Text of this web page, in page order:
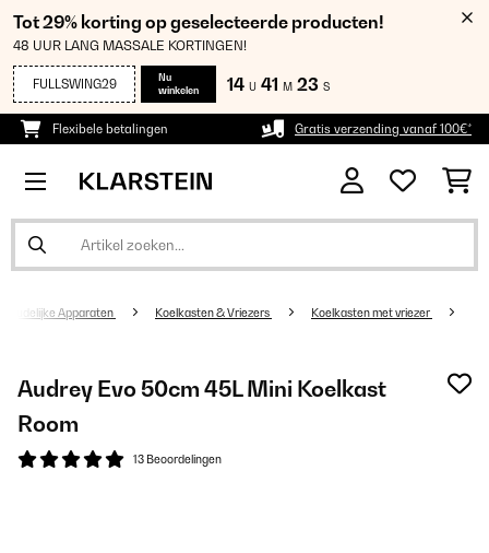
Tot 29% korting op geselecteerde producten!
48 UUR LANG MASSALE KORTINGEN!
FULLSWING29
Nu
winkelen
14 U 41 M 23 S
Flexibele betalingen Gratis verzending vanaf 100€*
Apparaten Koelkasten & Vriezers Koelkasten met vriezer
Audrey Evo 50cm 45L Mini Koelkast
Room
13 Beoordelingen